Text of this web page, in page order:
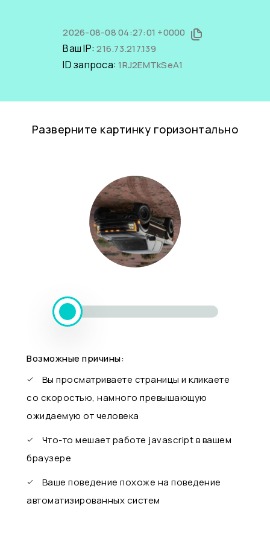
2026-08-08 04:27:01 +0000
Ваш IP:216.73.217.139
ID запроса:1RJ2EMTkSeA1
Разверните картинку горизонтально
Возможные причины:
Вы просматриваете страницы и кликаете
со скоростью, намного превышающую
ожидаемую от человека
Что-то мешает работе javascript в вашем
браузере
Ваше поведение похоже на поведение
автоматизированных систем